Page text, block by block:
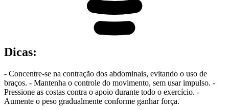
Dicas:
- Concentre-se na contração dos abdominais, evitando o uso de
braços. - Mantenha o controle do movimento, sem usar impulso. -
Pressione as costas contra o apoio durante todo o exercício. -
Aumente o peso gradualmente conforme ganhar força.